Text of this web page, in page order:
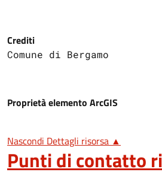
Crediti
Comune di Bergamo
Proprietà elemento ArcGIS
Nascondi Dettagli risorsa ▲
Punti di contatto